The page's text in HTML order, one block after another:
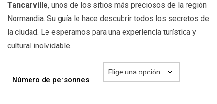
Tancarville, unos de los sitios más preciosos de la región
Normandia. Su guía le hace descubrir todos los secretos de
la ciudad. Le esperamos para una experiencia turística y
cultural inolvidable.
Número de personnes